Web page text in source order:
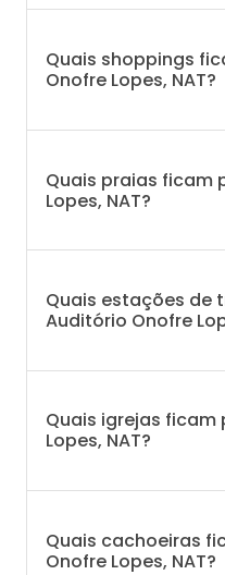
Quais shoppings
Onofre Lopes, NAT?
Quais praias ficam
Lopes, NAT?
Quais estações de
Auditório Onofre
Quais igrejas
Lopes, NAT?
Quais cachoeiras
Onofre Lopes, NAT?